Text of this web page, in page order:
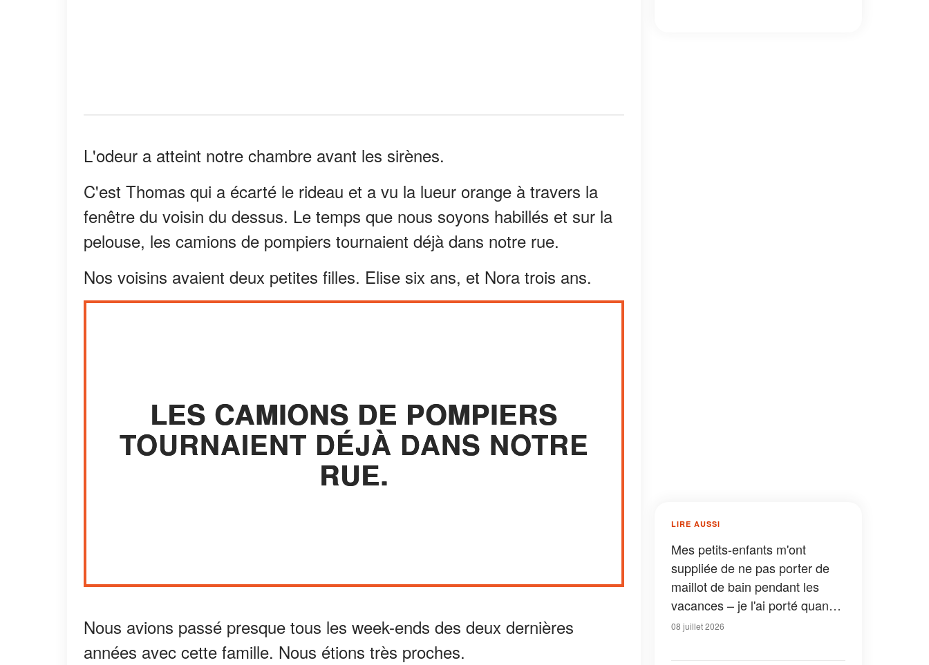
L'odeur a atteint notre chambre avant les sirènes.
C'est Thomas qui a écarté le rideau et a vu la lueur orange à travers la
fenêtre du voisin du dessus. Le temps que nous soyons habillés et sur la
pelouse, les camions de pompiers tournaient déjà dans notre rue.
Nos voisins avaient deux petites filles. Elise six ans, et Nora trois ans.
LES CAMIONS DE POMPIERS
TOURNAIENT DÉJÀ DANS NOTRE
RUE.
Nous avions passé presque tous les week-ends des deux dernières
années avec cette famille. Nous étions très proches.
LIRE AUSSI
Mes petits-enfants m'ont
suppliée de ne pas porter de
maillot de bain pendant les
vacances – je l'ai porté quand
même, et ils ont reçu une leçon
08 juillet 2026